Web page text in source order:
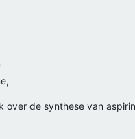
over de synthese van